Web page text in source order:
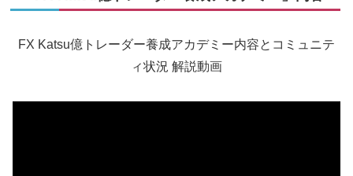
FX Katsu億トレーダー養成アカデミー内容とコミュニテ
ィ状況 解説動画